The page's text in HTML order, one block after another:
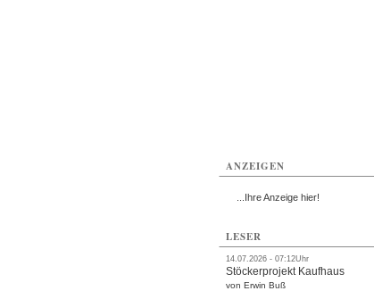
ANZEIGEN
...Ihre Anzeige hier!
LESER
14.07.2026 - 07:12Uhr
Stöckerprojekt Kaufhaus
von Erwin Buß